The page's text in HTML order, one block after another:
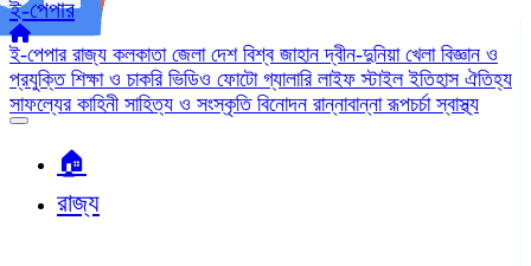
ই-পেপার
ই-পেপার রাজ্য কলকাতা জেলা দেশ বিশ্ব জাহানদ্বীন-দুনিয়া খেলা বিজ্ঞান ও
প্রযুক্তি শিক্ষা ও চাকরি ভিডিও ফোটো গ্যালারি লাইফ স্টাইলইতিহাস ঐতিহ্য
সাফল্যের কাহিনী সাহিত্য ও সংস্কৃতি বিনোদন রান্নাবান্নারূপচর্চাস্বাস্থ্য
🏠︎
রাজ্য